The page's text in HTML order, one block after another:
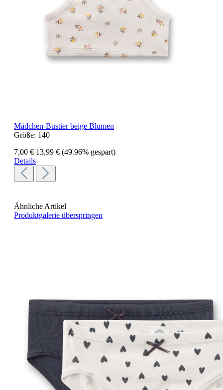
Mädchen-Bustier beige Blumen
Größe: 140
7,00 € 13,99 € (49.96% gespart)
Details
Ähnliche Artikel
Produktgalerie überspringen